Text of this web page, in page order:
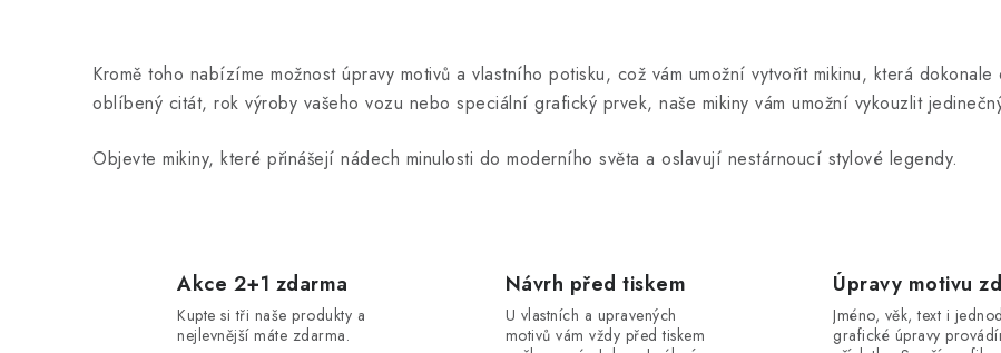
v
l
d
Kromě toho nabízíme možnost úpravy motivů a vlastního potisku, což vám umožní vytvořit mikinu, která
oblíbený citát, rok výroby vašeho vozu nebo speciální grafický prvek, naše mikiny vám umožní vykouzlit
Objevte mikiny, které přinášejí nádech minulosti do moderního světa a oslavují nestárnoucí stylové legendy.
Akce 2+1 zdarma
Kupte si tři naše produkty a
nejlevnější máte zdarma.
Návrh před tiskem
U vlastních a upravených
motivů vám vždy před tiskem
Úpravy motivu
Jméno, věk, text i
grafické úpravy